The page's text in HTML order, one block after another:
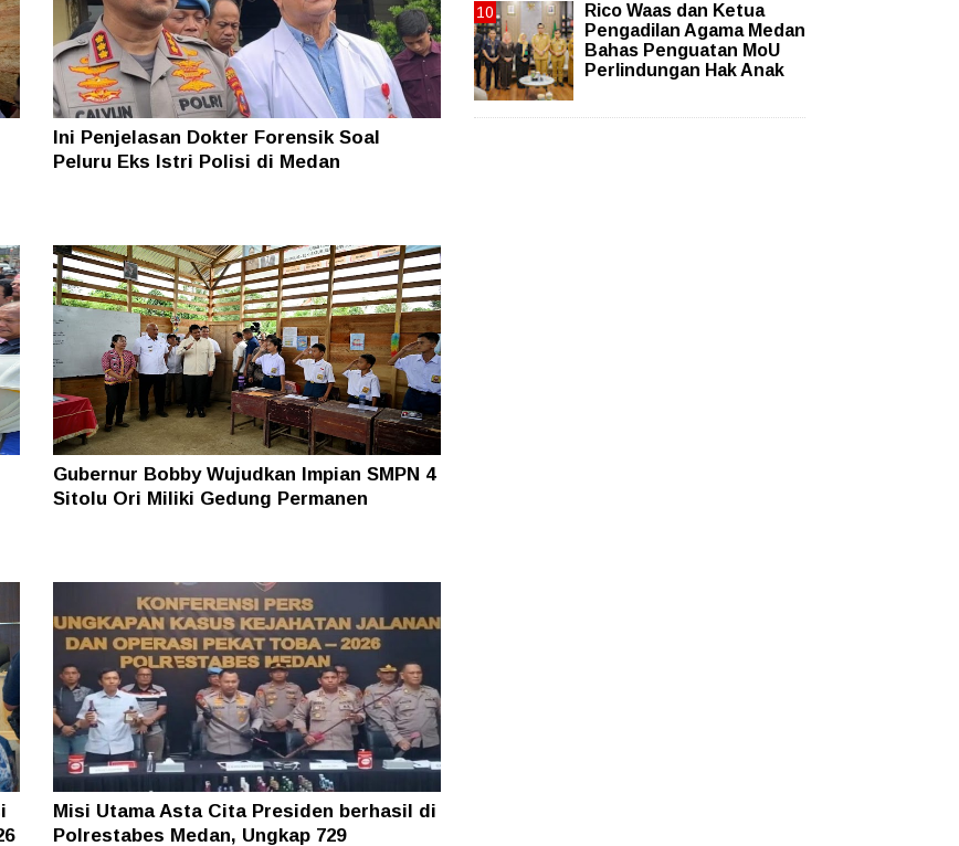
Ini Penjelasan Dokter Forensik Soal
Peluru Eks Istri Polisi di Medan
Gubernur Bobby Wujudkan Impian SMPN 4
Sitolu Ori Miliki Gedung Permanen
Misi Utama Asta Cita Presiden berhasil di
Polrestabes Medan, Ungkap 729
Rico Waas dan Ketua
Pengadilan Agama Medan
Bahas Penguatan MoU
Perlindungan Hak Anak